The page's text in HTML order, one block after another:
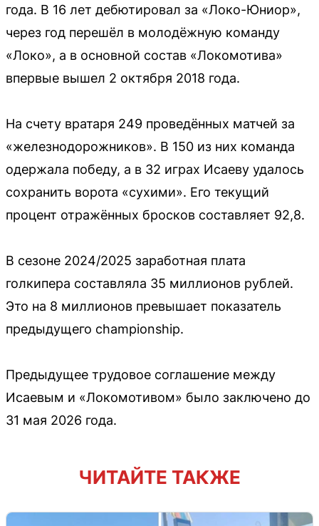
года. В 16 лет дебютировал за «Локо-Юниор»,
через год перешёл в молодёжную команду
«Локо», а в основной состав «Локомотива»
впервые вышел 2 октября 2018 года.
На счету вратаря 249 проведённых матчей за
«железнодорожников». В 150 из них команда
одержала победу, а в 32 играх Исаеву удалось
сохранить ворота «сухими». Его текущий
процент отражённых бросков составляет 92,8.
В сезоне 2024/2025 заработная плата
голкипера составляла 35 миллионов рублей.
Это на 8 миллионов превышает показатель
предыдущего championship.
Предыдущее трудовое соглашение между
Исаевым и «Локомотивом» было заключено до
31 мая 2026 года.
ЧИТАЙТЕ ТАКЖЕ